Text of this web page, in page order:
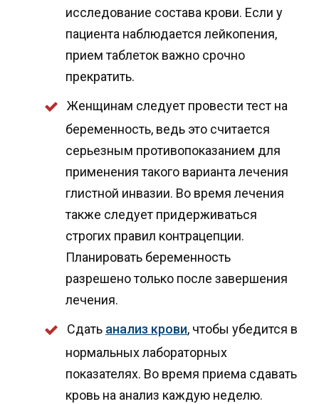
исследование состава крови. Если у
пациента наблюдается лейкопения,
прием таблеток важно срочно
прекратить.
Женщинам следует провести тест на
беременность, ведь это считается
серьезным противопоказанием для
применения такого варианта лечения
глистной инвазии. Во время лечения
также следует придерживаться
строгих правил контрацепции.
Планировать беременность
разрешено только после завершения
лечения.
Сдать анализ крови, чтобы убедится в
нормальных лабораторных
показателях. Во время приема сдавать
кровь на анализ каждую неделю.